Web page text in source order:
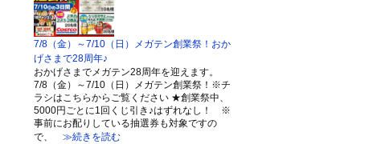
7/8（金）～7/10（日）メガテン創業祭！おか
げさまで28周年♪
おかげさまでメガテン28周年を迎えます。
7/8（金）～7/10（日）メガテン創業祭！※チ
ラシはこちらからご覧ください ★創業祭中、
5000円ごとに1回くじ引き♪はずれなし！ ※
事前にお配りしている抽選券も対象ですの
で、
≫続きを読む